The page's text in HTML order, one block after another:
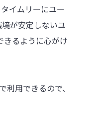
イムリーにユー
が安定しないユ
きるように心がけ
用できるので、